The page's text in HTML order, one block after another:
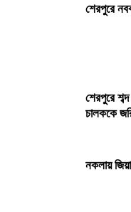
শেরপুরে
শেরপুরে
চালককে
নকলায়